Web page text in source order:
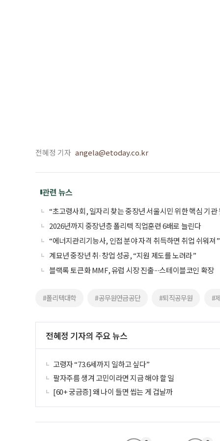
전혜정 기자 angela@etoday.co.kr
관련 뉴스
“초고령사회, 일자리 찾는 중장년 서울시민 위한 핵심 기관
2026년까지 중장년층 폴리텍 직업훈련 6배로 늘린다
“에너지관리기능사, 인접 분야 자격 취득하면 취업 쉬워져”
계묘년 중장년 취·창업 성공, “지원 제도를 노려라”
블랙록 토큰화 MMF, 유럽 시장 진출∙∙∙스테이블코인 확장
#폴리텍대학 #공무원연금공단 #퇴직공무원 #
전혜정 기자의 주요 뉴스
고령자 “73.6세까지 일하고 싶다”
팔자주름 생겨 고민이라면 지금 해야 할 일
[60+ 궁금증] 왜 나이 들면 씹는 게 겁날까